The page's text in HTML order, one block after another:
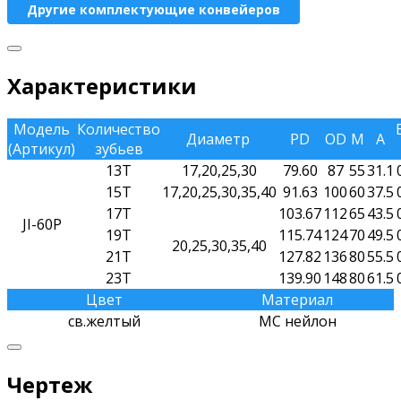
Другие комплектующие конвейеров
Характеристики
Модель
(Артикул)
Количество
зубьев
Диаметр PD OD M A
JI-60P
13T 17,20,25,30 79.60 87 5531.1
15T
17,20,25,30,35,40 91.63 1006037.5
17T
20,25,30,35,40
103.671126543.5
19T
115.741247049.5
21T
127.82 1368055.5
23T
139.90 1488061.5
Цвет
Материал
св.желтый
МС нейлон
Чертеж